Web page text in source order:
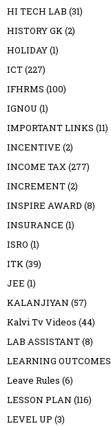
HI TECH LAB (31)
HISTORY GK(2)
HOLIDAY(1)
ICT(227)
IFHRMS (100)
IGNOU (1)
IMPORTANT LINKS (11)
INCENTIVE (2)
INCOME TAX(277)
INCREMENT(2)
INSPIRE AWARD (8)
INSURANCE (1)
ISRO (1)
ITK(39)
JEE (1)
KALANJIYAN (57)
Kalvi Tv Videos (44)
LAB ASSISTANT(8)
LEARNING OUTCOMES
Leave Rules (6)
LESSON PLAN (116)
LEVEL UP (3)